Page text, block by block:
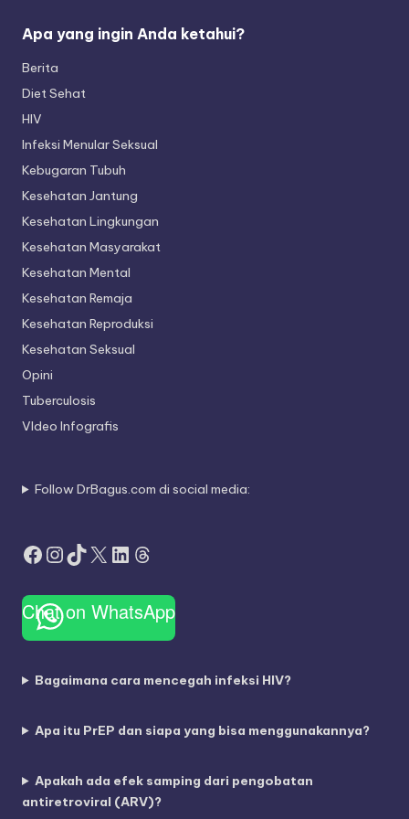
Apa yang ingin Anda ketahui?
Berita
Diet Sehat
HIV
Infeksi Menular Seksual
Kebugaran Tubuh
Kesehatan Jantung
Kesehatan Lingkungan
Kesehatan Masyarakat
Kesehatan Mental
Kesehatan Remaja
Kesehatan Reproduksi
Kesehatan Seksual
Opini
Tuberculosis
VIdeo Infografis
Follow DrBagus.com di social media:
Facebook
Instagram
TikTok
X LinkedIn
Threads
Chat on WhatsApp
Bagaimana cara mencegah infeksi HIV?
Apa itu PrEP dan siapa yang bisa menggunakannya?
Apakah ada efek samping dari pengobatan
antiretroviral (ARV)?